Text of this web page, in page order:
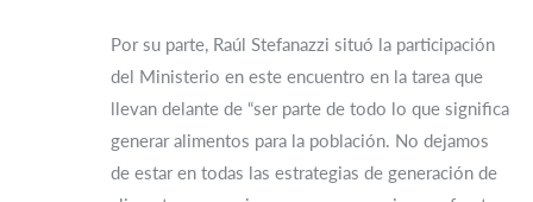
Por su parte, Raúl Stefanazzi situó la participación
del Ministerio en este encuentro en la tarea que
llevan delante de “ser parte de todo lo que significa
generar alimentos para la población. No dejamos
de estar en todas las estrategias de generación de